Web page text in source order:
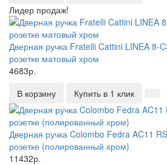
Лидер продаж!
Дверная ручка Fratelli Cattini LINEA 8-
розетке матовый хром
4683р.
В корзину
Купить в 1 клик
Дверная ручка Colombo Fedra AC11
розетке (полированный хром)
11432р.